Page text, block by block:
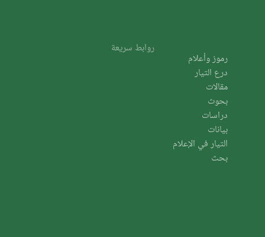
روابط سريعة
رموز وأعلام
درع التيار
مقالات
بحوث
دراسات
بيانات
التيار في الإعلام
بحث